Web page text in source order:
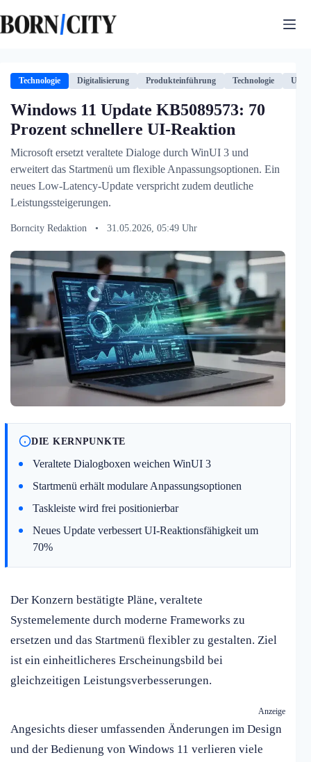
Inhalt
springen
Technologie Digitalisierung Produkteinführung Technologie USA
Windows 11 Update KB5089573: 70
Prozent schnellere UI-Reaktion
Microsoft ersetzt veraltete Dialoge durch WinUI 3 und
erweitert das Startmenü um flexible Anpassungsoptionen. Ein
neues Low-Latency-Update verspricht zudem deutliche
Leistungssteigerungen.
Borncity Redaktion • 31.05.2026, 05:49 Uhr
DIE KERNPUNKTE
Veraltete Dialogboxen weichen WinUI 3
Startmenü erhält modulare Anpassungsoptionen
Taskleiste wird frei positionierbar
Neues Update verbessert UI-Reaktionsfähigkeit um
70%
Der Konzern bestätigte Pläne, veraltete
Systemelemente durch moderne Frameworks zu
ersetzen und das Startmenü flexibler zu gestalten. Ziel
ist ein einheitlicheres Erscheinungsbild bei
gleichzeitigen Leistungsverbesserungen.
Anzeige
Angesichts dieser umfassenden Änderungen im Design
und der Bedienung von Windows 11 verlieren viele